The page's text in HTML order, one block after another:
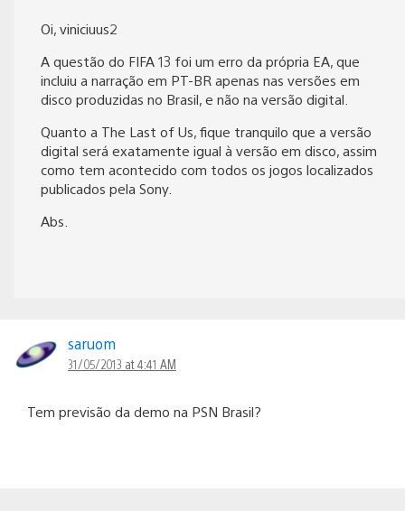
Oi, viniciuus2
A questão do FIFA 13 foi um erro da própria EA, que
incluiu a narração em PT-BR apenas nas versões em
disco produzidas no Brasil, e não na versão digital.
Quanto a The Last of Us, fique tranquilo que a versão
digital será exatamente igual à versão em disco, assim
como tem acontecido com todos os jogos localizados
publicados pela Sony.
Abs.
saruom
31/05/2013 at 4:41 AM
Tem previsão da demo na PSN Brasil?